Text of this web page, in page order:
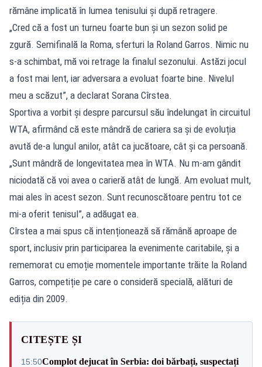
rămâne implicată în lumea tenisului și după retragere.
„Cred că a fost un turneu foarte bun și un sezon solid pe
zgură. Semifinală la Roma, sferturi la Roland Garros. Nimic nu
s-a schimbat, mă voi retrage la finalul sezonului. Astăzi jocul
a fost mai lent, iar adversara a evoluat foarte bine. Nivelul
meu a scăzut”, a declarat Sorana Cîrstea.
Sportiva a vorbit și despre parcursul său îndelungat în circuitul
WTA, afirmând că este mândră de cariera sa și de evoluția
avută de-a lungul anilor, atât ca jucătoare, cât și ca persoană.
„Sunt mândră de longevitatea mea în WTA. Nu m-am gândit
niciodată că voi avea o carieră atât de lungă. Am evoluat mult,
mai ales în acest sezon. Sunt recunoscătoare pentru tot ce
mi-a oferit tenisul”, a adăugat ea.
Cîrstea a mai spus că intenționează să rămână aproape de
sport, inclusiv prin participarea la evenimente caritabile, și a
rememorat cu emoție momentele importante trăite la Roland
Garros, competiție pe care o consideră specială, alături de
ediția din 2009.
CITEȘTE ȘI
15:50Complot dejucat în Serbia: doi bărbați, suspectați